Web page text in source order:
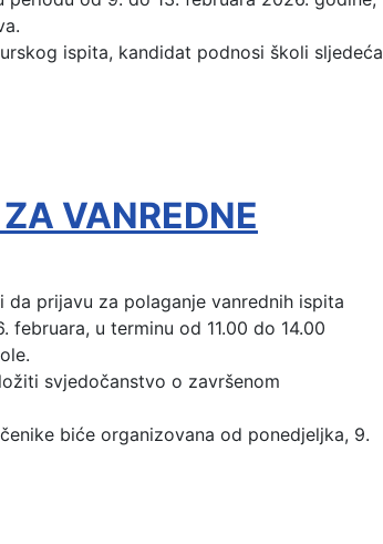
ispita, kandidat podnosi školi sljedeća
VANREDNE
da prijavu za polaganje vanrednih ispita
u terminu od 11.00 do 14.00
svjedočanstvo o završenom
biće organizovana od ponedjeljka, 9.